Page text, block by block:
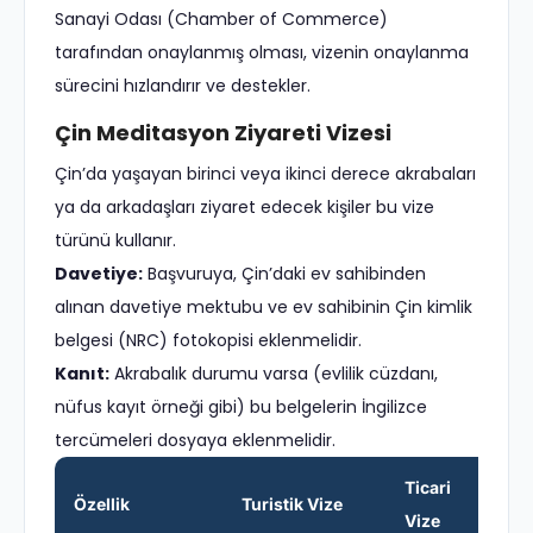
Sanayi Odası (Chamber of Commerce)
tarafından onaylanmış olması, vizenin onaylanma
sürecini hızlandırır ve destekler.
Çin Meditasyon Ziyareti Vizesi
Çin’da yaşayan birinci veya ikinci derece akrabaları
ya da arkadaşları ziyaret edecek kişiler bu vize
türünü kullanır.
Davetiye: Başvuruya, Çin’daki ev sahibinden
alınan davetiye mektubu ve ev sahibinin Çin kimlik
belgesi (NRC) fotokopisi eklenmelidir.
Kanıt: Akrabalık durumu varsa (evlilik cüzdanı,
nüfus kayıt örneği gibi) bu belgelerin İngilizce
tercümeleri dosyaya eklenmelidir.
Özellik Turistik Vize
Ticari
Vize